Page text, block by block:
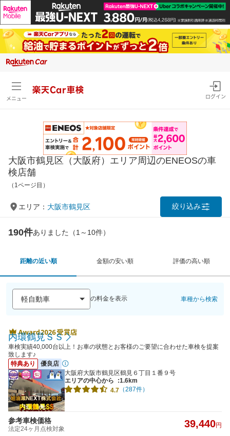
メニュー
楽天Car車検
ログイン
大阪市鶴見区（大阪府）エリア周辺のENEOSの車
検店舗
（1ページ目）
エリア： 大阪市鶴見区 絞り込み
190件ありました（1～10件）
距離の近い順 金額の安い順 評価の高い順
の料金を表示 車種から検索
内環鶴見ＳＳ
車検実績40,000台以上！お車の状態とお客様のご要望に合わせた車検を提案
致します♪
特典あり
優良店
大阪府大阪市鶴見区鶴見６丁目１番９号
エリアの中心から
:1.6km
4.7 （287件）
参考車検価格
法定24ヶ月点検対象 39,440円